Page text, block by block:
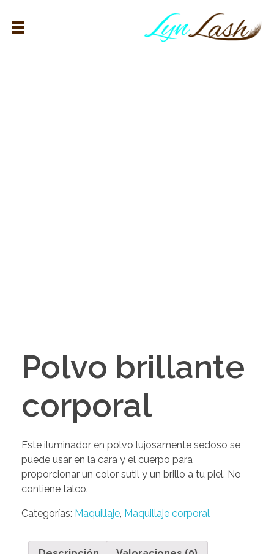
Polvo brillante
corporal
Este iluminador en polvo lujosamente sedoso se
puede usar en la cara y el cuerpo para
proporcionar un color sutil y un brillo a tu piel. No
contiene talco.
Categorías: Maquillaje Maquillaje corporal